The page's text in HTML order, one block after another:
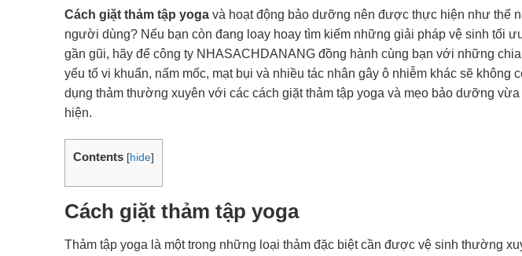
Cách giặt thảm tập yoga và hoạt động bảo dưỡng nên được thực hiện như thế
người dùng? Nếu bạn còn đang loay hoay tìm kiếm những giải pháp vệ sinh tối
gần gũi, hãy để công ty NHASACHDANANG đồng hành cùng bạn với những
yếu tố vi khuẩn, nấm mốc, mạt bụi và nhiều tác nhân gây ô nhiễm khác sẽ không
dụng thảm thường xuyên với các cách giặt thảm tập yoga và mẹo bảo dưỡng
hiện.
Contents [hide]
Cách giặt thảm tập yoga
Thảm tập yoga là một trong những loại thảm đặc biệt cần được vệ sinh thường